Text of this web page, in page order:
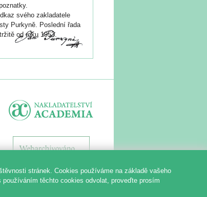
svého zakladatele
Purkyně. Poslední řada
od roku 1953.
stránek. Cookies používáme na základě vašeho
těchto cookies odvolat, proveďte prosím